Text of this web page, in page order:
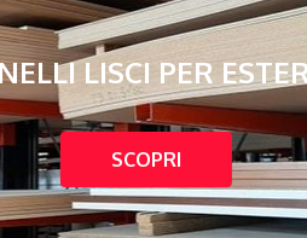
LISCI PER
SCOPRI